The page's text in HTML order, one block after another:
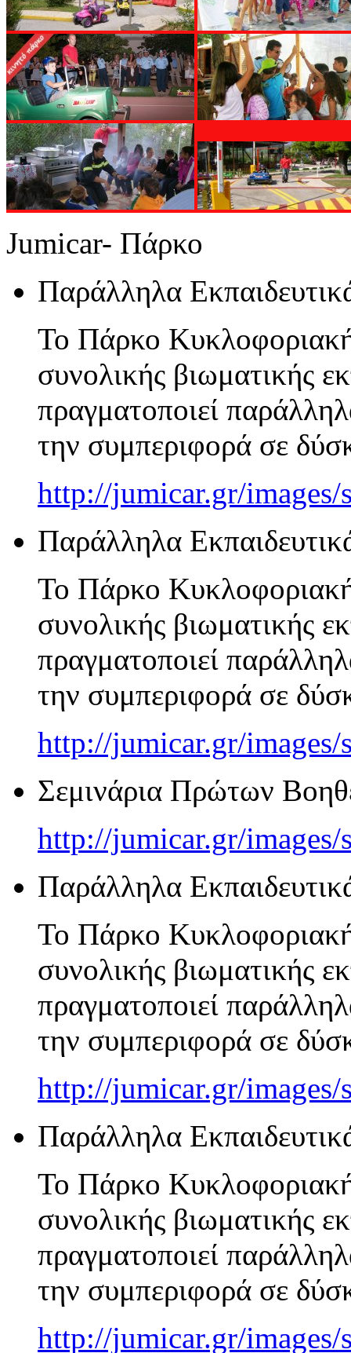
Jumicar- Πάρκο
Παράλληλα
Το Πάρκο
συνολικής βιωματικής
πραγματοποιεί
την συμπεριφορά σε
http://jumicar.gr/
Παράλληλα
Το Πάρκο
συνολικής βιωματικής
πραγματοποιεί
την συμπεριφορά σε
http://jumicar.gr/
Σεμινάρια Πρώτων
http://jumicar.gr/
Παράλληλα
Το Πάρκο
συνολικής βιωματικής
πραγματοποιεί
την συμπεριφορά σε
http://jumicar.gr/
Παράλληλα
Το Πάρκο
συνολικής βιωματικής
πραγματοποιεί
την συμπεριφορά σε
http://jumicar.gr/